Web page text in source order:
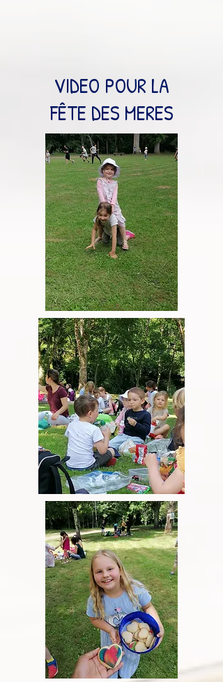
VIDEO POUR LA
FÊTE DES MERES